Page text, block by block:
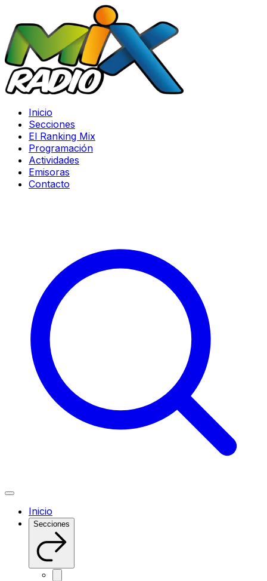
Inicio
Secciones
El Ranking Mix
Programación
Actividades
Emisoras
Contacto
Inicio
Secciones